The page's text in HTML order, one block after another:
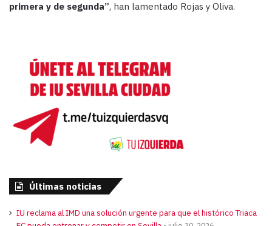
primera y de segunda”, han lamentado Rojas y Oliva.
Últimas noticias
IU reclama al IMD una solución urgente para que el histórico Triaca